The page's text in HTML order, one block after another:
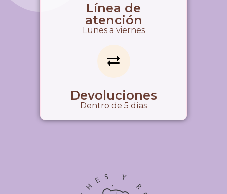
Línea de
atención
Lunes a viernes
Devoluciones
Dentro de 5 días